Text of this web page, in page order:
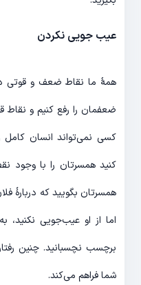
عیب جویی نکردن
همۀ ما نقاط ضعف و قوتی
ضعفمان را رفع کنیم و نقاط
کسی نمی‌تواند انسان کامل
کنید همسرتان را با وجود
همسرتان بگویید که دربارۀ
اما از او عیب‌جویی نکنید،
برچسب نچسبانید. چنین
شما فراهم می‌کند.